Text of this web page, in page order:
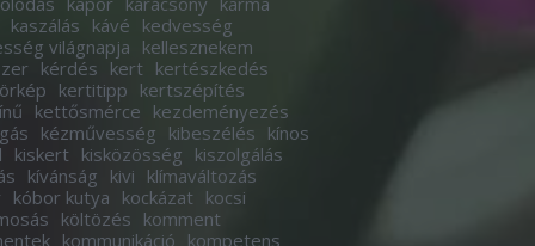
kaszálás kávé kedvesség
világnapja kellesznekem
kérdés kert kertészkedés
kertitipp kertszépítés
kettősmérce kezdeményezés
kézművesség kibeszélés kínos
kiskert kisközösség kiszolgálás
kívánság kivi klímaváltozás
kóbor kutya kockázat kocsi
költözés komment
kommunikáció kompetens